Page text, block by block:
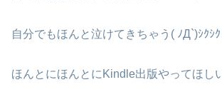
自分でもほんと泣けてきちゃう( ﾉД`)ｼｸｼ
ほんとにほんとにKindle出版やってほし